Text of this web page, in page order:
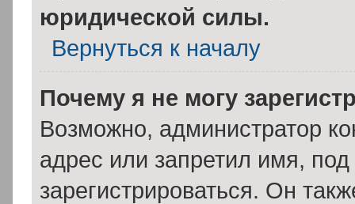
юридической силы.
Вернуться к началу
Почему я не могу
Возможно, администратор
адрес или запретил имя,
зарегистрироваться. Он